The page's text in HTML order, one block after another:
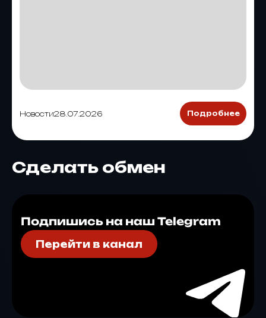
Новости28.07.2026 Подробнее
Сделать обмен
Подпишись на наш Telegram
Перейти в канал